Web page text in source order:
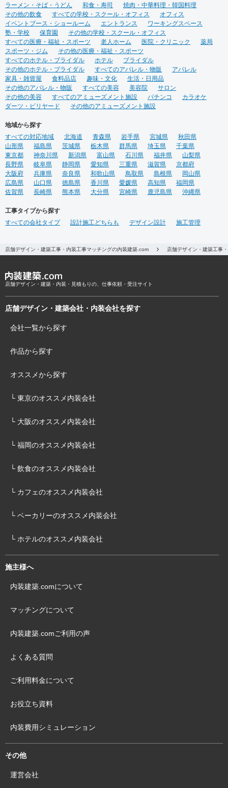
門のデザイン提案 ⑤自社施工
⑥ブランディングのための販
促ツール ⑦お客様により沿っ
たアフターフォロー まずはご
相談やお話だけでも構いませ
ん。 お気軽にお問合せくださ
いませ！
ラーメン・そば・うどん
和食・寿司
焼肉・中華料理・韓国料理
その他の飲食
すべての学校・スクール・オフィス
オフィス
イベントブース・ショールーム
エントランス
ワーキングスペース
塾・学校
保育園
その他の学校・スクール・オフィス
すべての医療・福祉・スポーツ
老人ホーム 医院・クリニック
薬局
スポーツ・ジム
その他の医療・福祉・スポーツ
すべてのホテル・ブライダル
ホテル
ブライダル
その他のホテル・ブライダル
すべてのアパレル・物販
アパレル
家具・雑貨屋
食料品店 趣味・文化
生活・日用品
その他のアパレル・物販
すべての美容 美容院
サロン
その他の美容
すべてのアミューズメント施設 パチンコ
カラオケ
ダーツ・ビリヤード
その他のアミューズメント施設
地域から探す
すべての対応地域
北海道 青森県 岩手県 宮城県
秋田県
山形県
福島県 茨城県 栃木県 群馬県 埼玉県
千葉県
東京都
神奈川県 新潟県 富山県 石川県 福井県
山梨県
長野県
岐阜県 静岡県 愛知県 三重県 滋賀県
京都府
大阪府
兵庫県 奈良県 和歌山県 鳥取県 島根県
岡山県
広島県
山口県 徳島県 香川県 愛媛県 高知県
福岡県
佐賀県
長崎県 熊本県 大分県 宮崎県 鹿児島県 沖縄県
工事タイプから探す
すべての会社タイプ
設計施工どちらも デザイン設計 施工管理
店舗デザイン・建築工事・内装工事マッチングの内装建築.com 店舗デザイン・建築工事
店舗デザイン・建築・内装・見積もりの、仕事依頼・受注サイト
店舗デザイン・建築会社・内装会社を探す
会社一覧から探す
作品から探す
オススメから探す
└ 東京のオススメ内装会社
└ 大阪のオススメ内装会社
└ 福岡のオススメ内装会社
└ 飲食のオススメ内装会社
└ カフェのオススメ内装会社
└ ベーカリーのオススメ内装会社
└ ホテルのオススメ内装会社
施主様へ
内装建築.comについて
マッチングについて
内装建築.comご利用の声
よくある質問
ご利用料金について
お役立ち資料
内装費用シミュレーション
その他
運営会社